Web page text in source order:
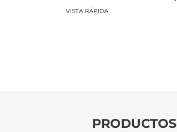
originalactual
VISTA RÁPIDA
PRODUCTOS